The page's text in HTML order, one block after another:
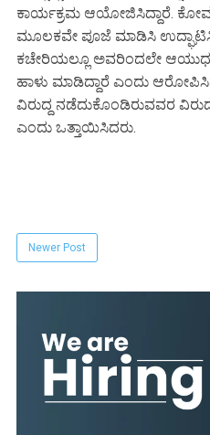
ಕಾರ್ಯಕ್ರಮ ಆಯೋಜಿಸಿದ್ದಾರೆ.
ಮೂಲಕವೇ ಪೂಜೆ ಮಾಡಿಸಿ
ಕಚೇರಿಯಲ್ಲೂ ಅವರಿಂದಲೇ
ಹಾಳು ಮಾಡಿದ್ದಾರೆ ಎಂದು
ವಿರುದ್ದ ನಡೆದುಕೊಂಡಿರುವವರ ವಿರುದ್ಧ
ಎಂದು ಒತ್ತಾಯಿಸಿದರು.
Newer Post